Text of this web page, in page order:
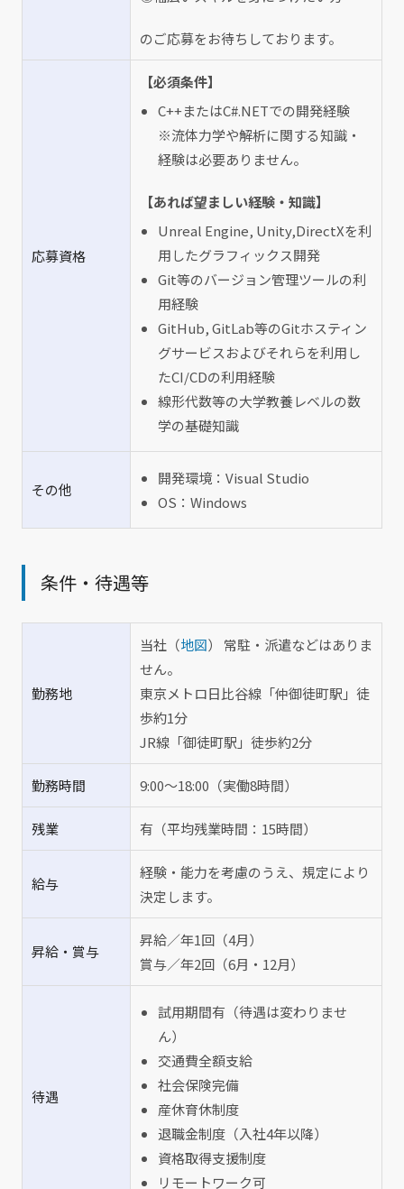
のご応募をお待ちしております。
応募資格
【必須条件】
C++またはC#.NETでの開発経験
※流体力学や解析に関する知識・
経験は必要ありません。
【あれば望ましい経験・知識】
Unreal Engine, Unity,DirectXを利
用したグラフィックス開発
Git等のバージョン管理ツールの利
用経験
GitHub, GitLab等のGitホスティン
グサービスおよびそれらを利用し
たCI/CDの利用経験
線形代数等の大学教養レベルの数
学の基礎知識
その他
開発環境：Visual Studio
OS：Windows
条件・待遇等
勤務地
当社（地図） 常駐・派遣などはありま
せん。
東京メトロ日比谷線「仲御徒町駅」徒
歩約1分
JR線「御徒町駅」徒歩約2分
勤務時間 9:00～18:00（実働8時間）
残業 有（平均残業時間：15時間）
給与
経験・能力を考慮のうえ、規定により
決定します。
昇給・賞与
昇給／年1回（4月）
賞与／年2回（6月・12月）
待遇
試用期間有（待遇は変わりませ
ん）
交通費全額支給
社会保険完備
産休育休制度
退職金制度（入社4年以降）
資格取得支援制度
リモートワーク可